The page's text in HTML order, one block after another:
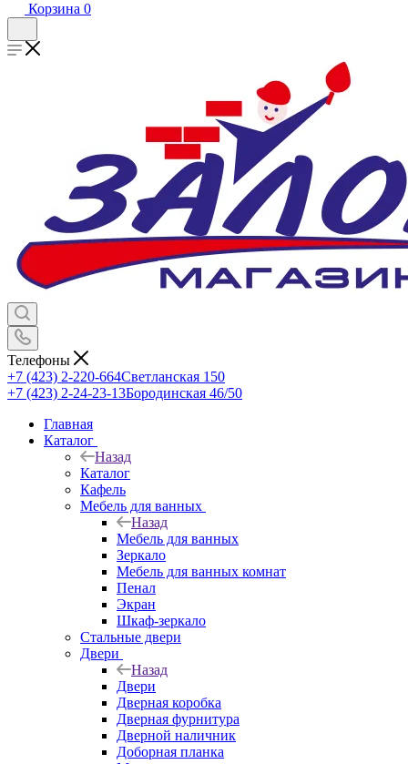
Корзина 0
Телефоны
+7 (423) 2-220-664Светланская 150
+7 (423) 2-24-23-13Бородинская 46/50
Главная
Каталог
Назад
Каталог
Кафель
Мебель для ванных
Назад
Мебель для ванных
Зеркало
Мебель для ванных комнат
Пенал
Экран
Шкаф-зеркало
Стальные двери
Двери
Назад
Двери
Дверная коробка
Дверная фурнитура
Дверной наличник
Доборная планка